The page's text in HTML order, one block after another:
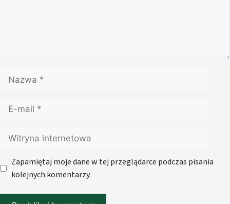
Nazwa
mail
Witryna
internetowa
Zapamiętaj moje dane w tej przeglądarce podczas pisania
kolejnych komentarzy.